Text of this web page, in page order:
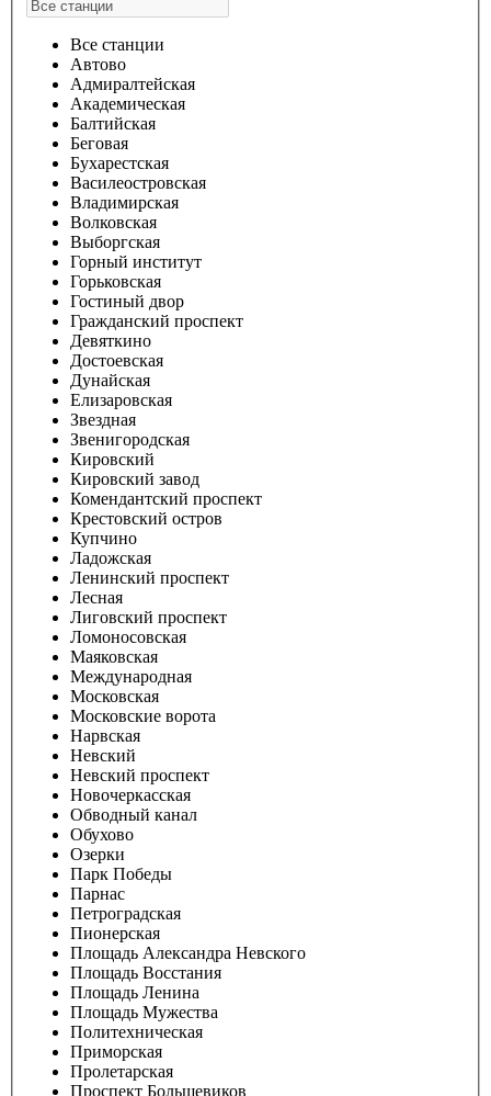
Все станции
Автово
Адмиралтейская
Академическая
Балтийская
Беговая
Бухарестская
Василеостровская
Владимирская
Волковская
Выборгская
Горный институт
Горьковская
Гостиный двор
Гражданский проспект
Девяткино
Достоевская
Дунайская
Елизаровская
Звездная
Звенигородская
Кировский
Кировский завод
Комендантский проспект
Крестовский остров
Купчино
Ладожская
Ленинский проспект
Лесная
Лиговский проспект
Ломоносовская
Маяковская
Международная
Московская
Московские ворота
Нарвская
Невский
Невский проспект
Новочеркасская
Обводный канал
Обухово
Озерки
Парк Победы
Парнас
Петроградская
Пионерская
Площадь Александра Невского
Площадь Восстания
Площадь Ленина
Площадь Мужества
Политехническая
Приморская
Пролетарская
Проспект Большевиков